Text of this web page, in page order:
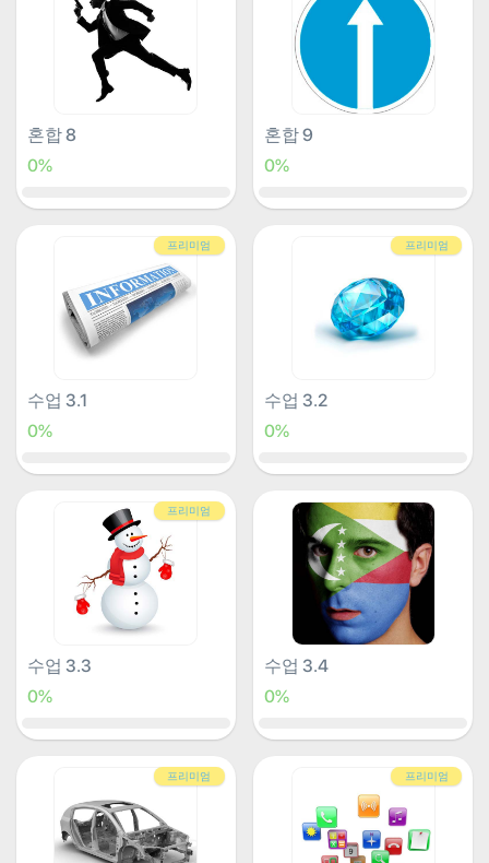
혼합 8
0%
혼합 9
0%
프리미엄
수업 3.1
0%
프리미엄
수업 3.2
0%
프리미엄
수업 3.3
0%
수업 3.4
0%
프리미엄 프리미엄